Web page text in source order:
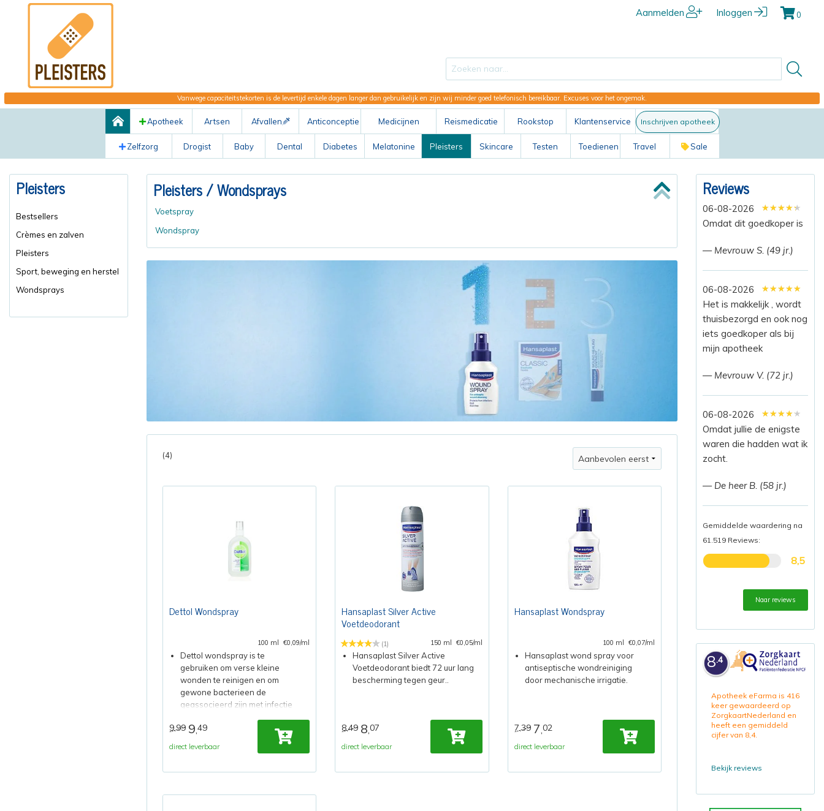
Aanmelden Inloggen 0
Vanwege capaciteitstekorten is de levertijd enkele dagen langer dan gebruikelijk en zijn wij minder goed telefonisch bereikbaar. Excuses voor het ongemak.
Apotheek Artsen Afvallen Anticonceptie Medicijnen
ABC
Reismedicatie Rookstop Klantenservice Inschrijven apotheek
Zelfzorg Drogist Baby Dental Diabetes Melatonine Pleisters Skincare Testen Toedienen Travel Sale
Pleisters
Bestsellers
Crèmes en zalven
Pleisters
Sport, beweging en herstel
Wondsprays
Pleisters/ Wondsprays
Voetspray
Wondspray
(4)
Dettol Wondspray
100 ml €0,09/ml
Dettol wondspray is te
gebruiken om verse kleine
wonden te reinigen en om
gewone bacterieen de
geassocieerd zijn met infectie
verwijderen.
9,99 9,49
direct leverbaar
Hansaplast Silver Active
Voetdeodorant
(1) 150 ml €0,05/ml
Hansaplast Silver Active
Voetdeodorant biedt 72 uur lang
bescherming tegen geur..
8,49 8,07
direct leverbaar
Hansaplast Wondspray
100 ml €0,07/ml
Hansaplast wond spray voor
antiseptische wondreiniging
door mechanische irrigatie.
7,39 7,02
direct leverbaar
Reviews
06-08-2026 ★★★★★
★★★★★
★★★★★
Omdat dit goedkoper is
— Mevrouw S. (49 jr.)
06-08-2026 ★★★★★
★★★★★
★★★★★
Het is makkelijk , wordt
thuisbezorgd en ook nog
iets goedkoper als bij
mijn apotheek
— Mevrouw V. (72 jr.)
06-08-2026 ★★★★★
★★★★★
★★★★★
Omdat jullie de enigste
waren die hadden wat ik
zocht.
— De heer B. (58 jr.)
Gemiddelde waardering na
61.519 Reviews:
8,5
Naar reviews
8.4
Apotheek eFarma is 416
keer gewaardeerd op
ZorgkaartNederland en
heeft een gemiddeld
cijfer van 8,4.
Bekijk reviews